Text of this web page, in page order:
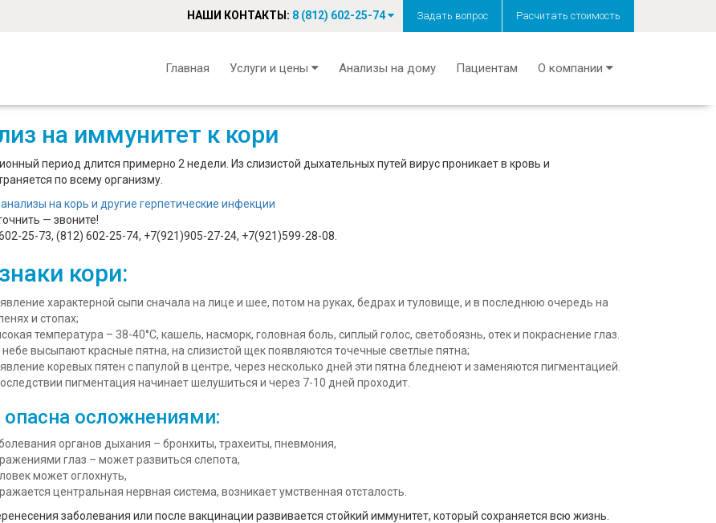
НАШИ КОНТАКТЫ: 8 (812) 602-25-74 Задать вопрос Расчитать стоимость
Главная Услуги и цены Анализы на дому Пациентам О компании
на иммунитет к кори
период длится примерно 2 недели. Из слизистой дыхательных путей вирус проникает в кровь и
по всему организму.
на корь и другие герпетические инфекции
— звоните!
25-73, (812) 602-25-74, +7(921)905-27-24, +7(921)599-28-08.
кори:
характерной сыпи сначала на лице и шее, потом на руках, бедрах и туловище, и в последнюю очередь на
и стопах;
температура – 38-40°С, кашель, насморк, головная боль, сиплый голос, светобоязнь, отек и покраснение глаз.
небе высыпают красные пятна, на слизистой щек появляются точечные светлые пятна;
коревых пятен с папулой в центре, через несколько дней эти пятна бледнеют и заменяются пигментацией.
пигментация начинает шелушиться и через 7-10 дней проходит.
опасна осложнениями:
органов дыхания – бронхиты, трахеиты, пневмония,
глаз – может развиться слепота,
может оглохнуть,
центральная нервная система, возникает умственная отсталость.
заболевания или после вакцинации развивается стойкий иммунитет, который сохраняется всю жизнь.